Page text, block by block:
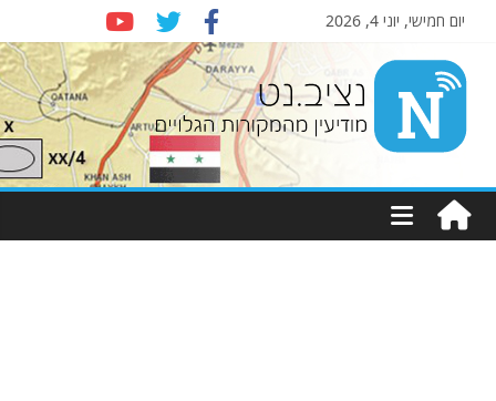
יום חמישי, יוני 4, 2026
Nziv.net
מודיעין
מהמקורות